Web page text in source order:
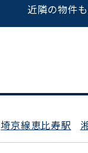
近隣の物件
埼京線恵比寿駅